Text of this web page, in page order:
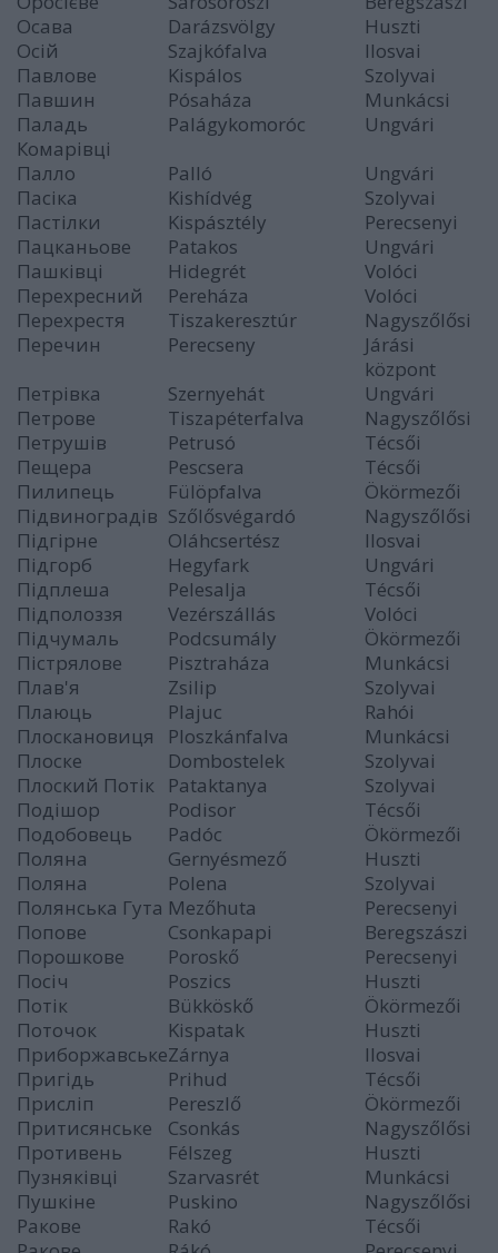
Осава
Darázsvölgy
Huszti
Осій
Szajkófalva
Ilosvai
Павлове
Kispálos
Szolyvai
Павшин
Pósaháza
Munkácsi
Паладь
Комарівці
Palágykomoróc
Ungvári
Палло
Palló
Ungvári
Пасіка
Kishídvég
Szolyvai
Пастілки
Kispásztély
Perecsenyi
Пацканьове
Patakos
Ungvári
Пашківці
Hidegrét
Volóci
Перехресний
Pereháza
Volóci
Перехрестя
Tiszakeresztúr
Nagyszőlősi
Перечин
Perecseny
Járási
központ
Петрівка
Szernyehát
Ungvári
Петрове
Tiszapéterfalva
Nagyszőlősi
Петрушів
Petrusó
Técsői
Пещера
Pescsera
Técsői
Пилипець
Fülöpfalva
Ökörmezői
Підвиноградів Szőlősvégardó
Nagyszőlősi
Підгірне
Oláhcsertész
Ilosvai
Підгорб
Hegyfark
Ungvári
Підплеша
Pelesalja
Técsői
Підполоззя
Vezérszállás
Volóci
Підчумаль
Podcsumály
Ökörmezői
Пістрялове
Pisztraháza
Munkácsi
Плав'я
Zsilip
Szolyvai
Плаюць
Plajuc
Rahói
Плоскановиця
Ploszkánfalva
Munkácsi
Плоске
Dombostelek
Szolyvai
Плоский Потік
Pataktanya
Szolyvai
Подішор
Podisor
Técsői
Подобовець
Padóc
Ökörmezői
Поляна
Gernyésmező
Huszti
Поляна
Polena
Szolyvai
Полянська Гута Mezőhuta
Perecsenyi
Попове
Csonkapapi
Beregszászi
Порошкове
Poroskő
Perecsenyi
Посіч
Poszics
Huszti
Потік
Bükköskő
Ökörmezői
Поточок
Kispatak
Huszti
ПриборжавськеZárnya
Ilosvai
Пригідь
Prihud
Técsői
Присліп
Pereszlő
Ökörmezői
Притисянське
Csonkás
Nagyszőlősi
Противень
Félszeg
Huszti
Пузняківці
Szarvasrét
Munkácsi
Пушкіне
Puskino
Nagyszőlősi
Ракове
Rakó
Técsői